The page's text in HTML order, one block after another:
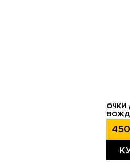
ОЧКИ